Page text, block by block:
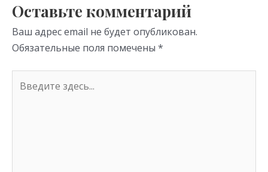
ni
ki
Оставьте комментарий
Ваш адрес email не будет опубликован.
Обязательные поля помечены *
здесь...